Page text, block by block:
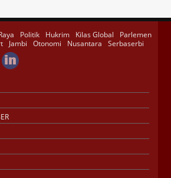
Politik Hukrim Kilas Global
Parlemen
Jambi Otonomi Nusantara Serbaserbi